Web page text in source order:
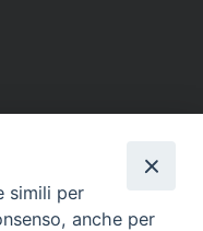
DI ALBANO
06.9323844
simili per
anche per